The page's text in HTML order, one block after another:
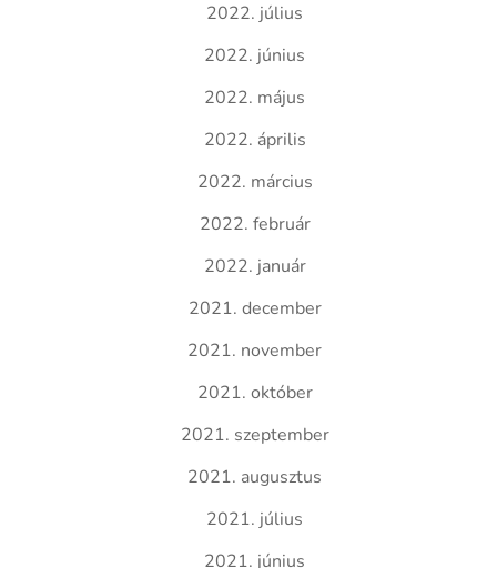
2022. július
2022. június
2022. május
2022. április
2022. március
2022. február
2022. január
2021. december
2021. november
2021. október
2021. szeptember
2021. augusztus
2021. július
2021. június